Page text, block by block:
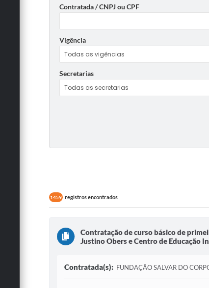
Contratada / CNPJ ou CPF
Vigência
Secretarias
1459 registros encontrados
Contratação de curso básico de
Justino Obers e Centro de Educação
Contratada(s): FUNDAÇÃO SALVAR DO